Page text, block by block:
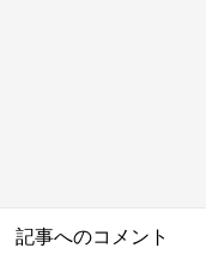
記事へのコメント